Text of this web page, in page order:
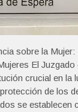
sobre la
El
crucial en la
de los
se establecen